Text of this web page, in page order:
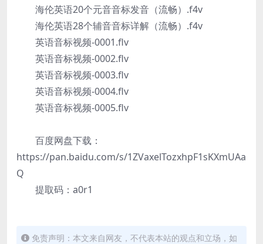
海伦英语20个元音音标发音（流畅）.f4v
海伦英语28个辅音音标详解（流畅）.f4v
英语音标视频-0001.flv
英语音标视频-0002.flv
英语音标视频-0003.flv
英语音标视频-0004.flv
英语音标视频-0005.flv
百度网盘下载：
https://pan.baidu.com/s/1ZVaxelTozxhpF1sKXmUAa
Q
提取码：a0r1
免责声明：本文来自网友，不代表本站的观点和立场，如